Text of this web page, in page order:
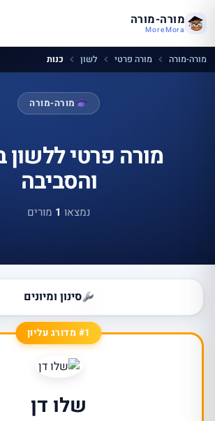
מורה-מורה
MoreMora
מורה-מורה מורה פרטי לשון כנות
מורה-מורה
מורה פרטי ללשון
והסביבה
נמצאו 1 מורים
סינון ומיונים
#1 מדורג עליון
שלו דן